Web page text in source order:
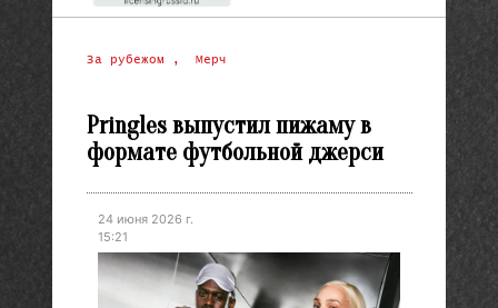
За рубежом , Мерч
Pringles выпустил пижаму в
формате футбольной джерси
24 июня 2026 г.
15:21